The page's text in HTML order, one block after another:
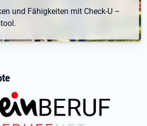
und Fähigkeiten mit Check-U –